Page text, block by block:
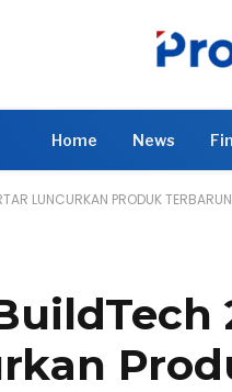
Home News
LUNCURKAN PRODUK